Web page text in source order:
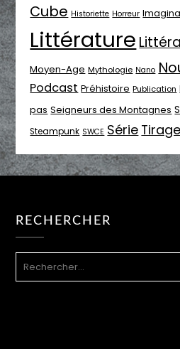
Cube Historiette Horreur
Littérature
Moyen-Age Mythologie Nano
Podcast Préhistoire Publication
pas Seigneurs des Montagnes
Steampunk SWCE Série Tirage
RECHERCHER